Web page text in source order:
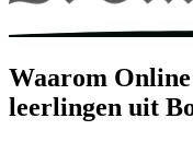
Waarom
leerlingen uit